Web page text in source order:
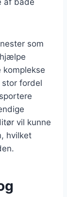
som
komplekse
fordel
vil kunne
hvilket